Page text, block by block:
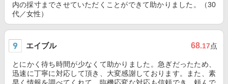
内の採寸までさせていただくことができて助かりました。（30
代／女性）
エイブル 68.17点
とにかく待ち時間が少なくて助かりました。急ぎだったため、
迅速に丁寧に対応して頂き、大変感謝しております。また、素